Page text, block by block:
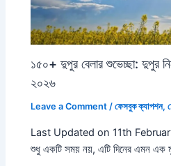
১৫০+ দুপুর বেলার শুভেচ্ছা: দুপুর
২০২৬
Leave a Comment /ফেসবুক ক্যাপশন,
Last Updated on 11th
শুধু একটি সময় নয়, এটি দিনের এমন এক